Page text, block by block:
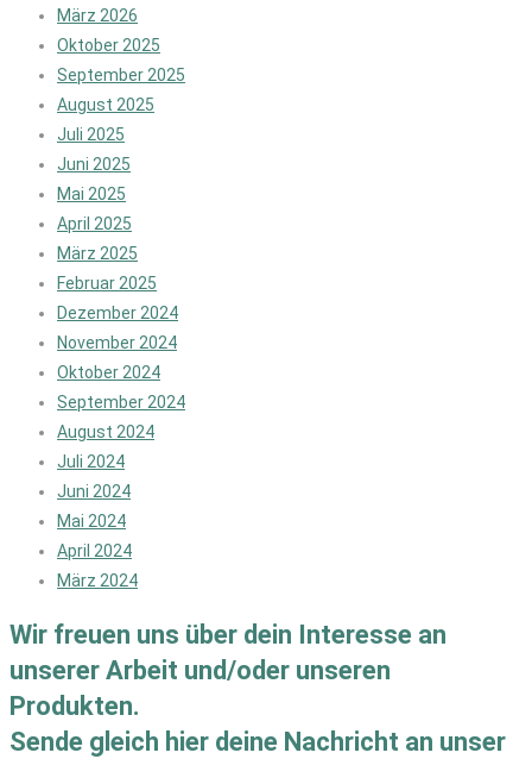
März 2026
Oktober 2025
September 2025
August 2025
Juli 2025
Juni 2025
Mai 2025
April 2025
März 2025
Februar 2025
Dezember 2024
November 2024
Oktober 2024
September 2024
August 2024
Juli 2024
Juni 2024
Mai 2024
April 2024
März 2024
Wir freuen uns über dein Interesse an
unserer Arbeit und/oder unseren
Produkten.
Sende gleich hier deine Nachricht an unser